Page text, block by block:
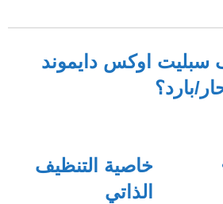
سبليت اوكس دايموند
خاصية التنظيف
الذاتي